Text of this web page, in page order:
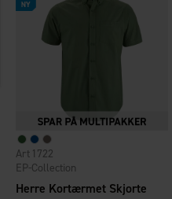
Herre Kortærmet Skjorte
EP-Collection
1722